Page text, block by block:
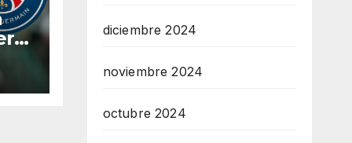
diciembre 2024
noviembre 2024
octubre 2024